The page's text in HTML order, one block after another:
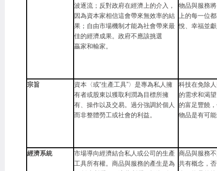
波逐流；反對政府在經濟上的介入，
因為資本家相信這會帶來無效率的結
果；自由市場機制才能為社會帶來最
佳的經濟成果。政府不應該挑選
贏家和輸家。
物品與服務
上的每一位
悅、幸福並
宗旨
資本〈或“生產工具”〉是專為私人擁
有者或股東以獲取利潤為目標所擁
有、操作以及交易。過分強調於個人
而非整體勞工或社會的利益。
科技在免除
的需求和渴
的富足豐饒
物品是有可
經濟系統
市場導向經濟結合私人或公司的生產
工具所有權。商品與服務的產生是為
商品與服務
共有概念，